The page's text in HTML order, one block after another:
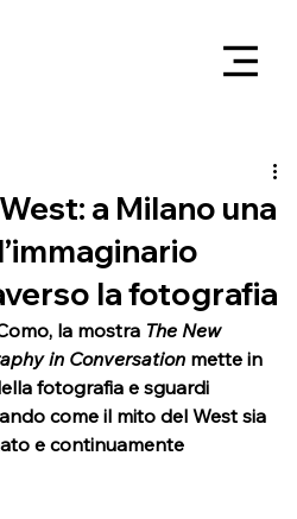
a Milano una
la fotografia
la mostra The New
in Conversation mette in
fotografia e sguardi
come il mito del West sia
e continuamente